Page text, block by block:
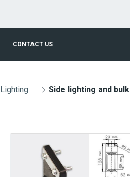
CONTACT US
Lighting Side lighting and bulk